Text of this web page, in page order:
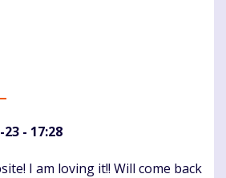
23 - 17:28
I am loving it!! Will come back